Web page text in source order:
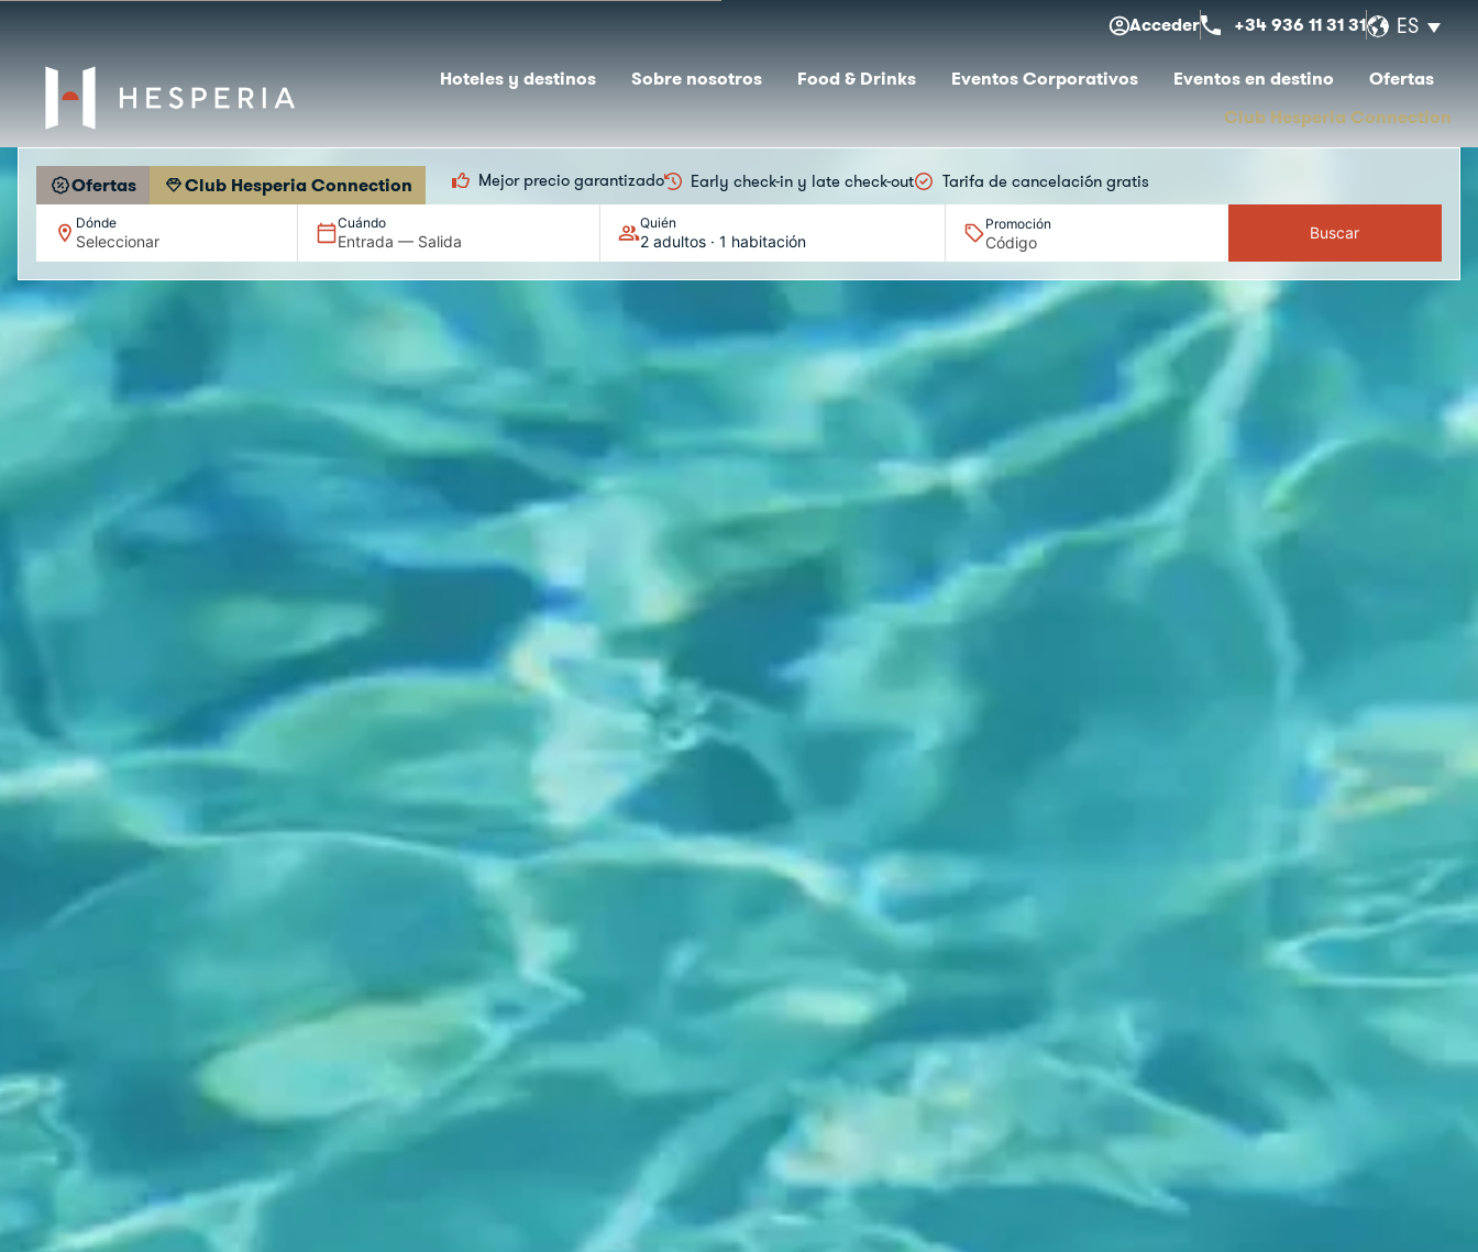
Acceder +34 936 11 31 31 ES
Hoteles y destinos Sobre nosotros Food & Drinks Eventos Corporativos Eventos en destino
Ofertas
Club Hesperia Connection
Ofertas Club Hesperia Connection Mejor precio garantizado Early check-in y late check-out Tarifa de cancelación gratis
Dónde
Seleccionar
Cuándo
Entrada — Salida
Quién
2 adultos · 1 habitación
Promoción Buscar